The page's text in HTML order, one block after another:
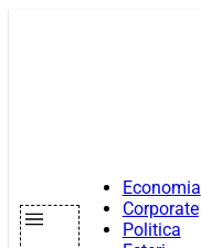
Economia
Corporate
Politica